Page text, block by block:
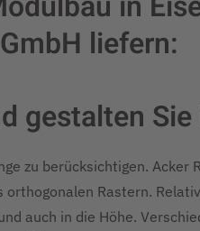
liefern:
gestalten
zu berücksichtigen. Acker
Rastern.
auch in die Höhe.